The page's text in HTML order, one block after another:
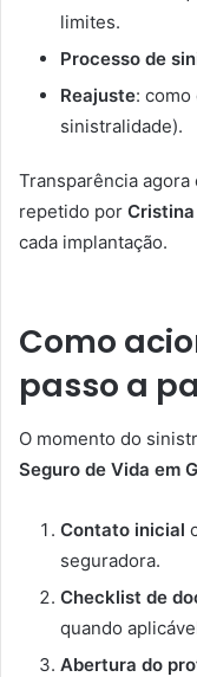
limites.
Processo de
Reajuste:
sinistralidade).
Transparência
repetido por Cristina
cada implantação.
Como
passo a
O momento do
Seguro de Vida em
Contato inicial
seguradora.
Checklist de
quando
Abertura do